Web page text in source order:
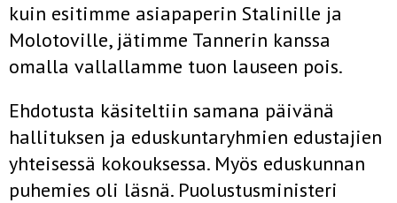
kuin esitimme asiapaperin Stalinille ja
Molotoville, jätimme Tannerin kanssa
omalla vallallamme tuon lauseen pois.
Ehdotusta käsiteltiin samana päivänä
hallituksen ja eduskuntaryh­mien edustajien
yhteisessä kokouksessa. Myös eduskunnan
puhemies oli läsnä. Puolustusministeri